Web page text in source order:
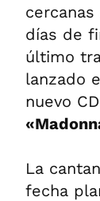
días de
último
lanzado
nuevo
La
fecha